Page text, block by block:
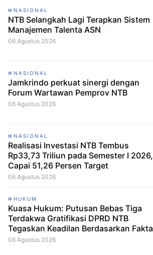
NASIONAL
NTB Selangkah Lagi Terapkan Sistem
Manajemen Talenta ASN
06 Agustus 2026
NASIONAL
Jamkrindo perkuat sinergi dengan
Forum Wartawan Pemprov NTB
06 Agustus 2026
NASIONAL
Realisasi Investasi NTB Tembus
Rp33,73 Triliun pada Semester I 2026,
Capai 51,26 Persen Target
06 Agustus 2026
HUKUM
Kuasa Hukum: Putusan Bebas Tiga
Terdakwa Gratifikasi DPRD NTB
Tegaskan Keadilan Berdasarkan Fakta
Persidangan
06 Agustus 2026